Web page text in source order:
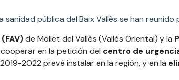
sanidad pública del Baix Vallès se han
de Mollet del Vallès (Vallès Oriental) y la
en la petición del centro de
2022 prevé instalar en la región, y en la